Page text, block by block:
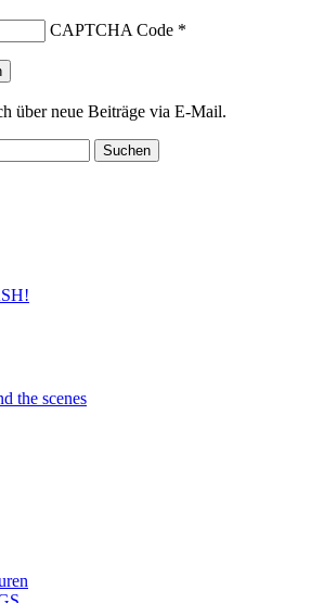
CAPTCHA Code*
über neue Beiträge via E-Mail.
the scenes